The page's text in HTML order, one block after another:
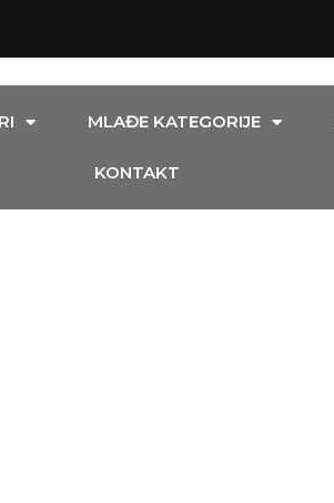
MLAĐE KATEGORIJE
KONTAKT